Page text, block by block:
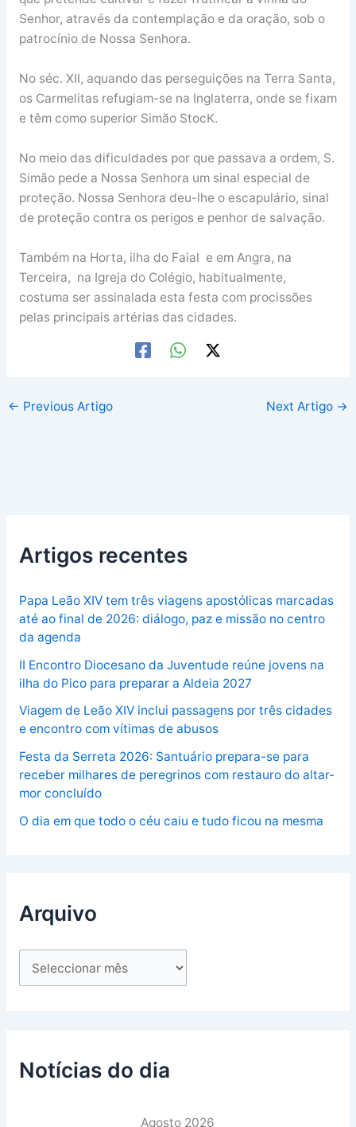
Senhor, através da contemplação e da oração, sob o
patrocínio de Nossa Senhora.
No séc. XII, aquando das perseguições na Terra Santa,
os Carmelitas refugiam-se na Inglaterra, onde se fixam
e têm como superior Simão StocK.
No meio das dificuldades por que passava a ordem, S.
Simão pede a Nossa Senhora um sinal especial de
proteção. Nossa Senhora deu-lhe o escapulário, sinal
de proteção contra os perigos e penhor de salvação.
Também na Horta, ilha do Faial e em Angra, na
Terceira, na Igreja do Colégio, habitualmente,
costuma ser assinalada esta festa com procissões
pelas principais artérias das cidades.
← Previous Artigo Next Artigo →
Artigos recentes
Papa Leão XIV tem três viagens apostólicas marcadas
até ao final de 2026: diálogo, paz e missão no centro
da agenda
II Encontro Diocesano da Juventude reúne jovens na
ilha do Pico para preparar a Aldeia 2027
Viagem de Leão XIV inclui passagens por três cidades
e encontro com vítimas de abusos
Festa da Serreta 2026: Santuário prepara-se para
receber milhares de peregrinos com restauro do altar-
mor concluído
O dia em que todo o céu caiu e tudo ficou na mesma
Arquivo
Notícias do dia
Agosto 2026